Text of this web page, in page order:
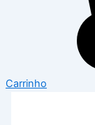
Carrinho